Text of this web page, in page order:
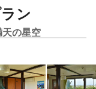
ン
の星空